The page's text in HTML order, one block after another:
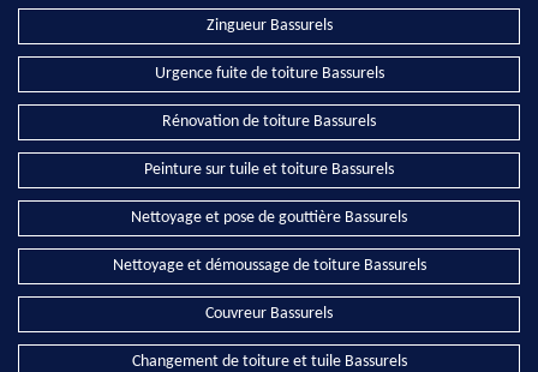
Zingueur Bassurels
Urgence fuite de toiture Bassurels
Rénovation de toiture Bassurels
Peinture sur tuile et toiture Bassurels
Nettoyage et pose de gouttière Bassurels
Nettoyage et démoussage de toiture Bassurels
Couvreur Bassurels
Changement de toiture et tuile Bassurels